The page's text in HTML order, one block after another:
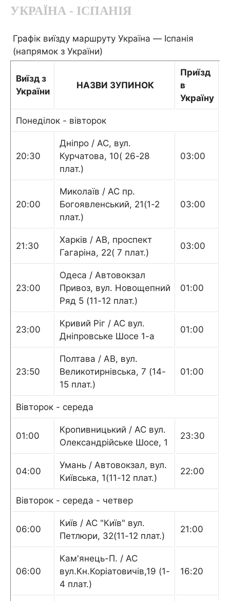
УКРАЇНА - ІСПАНІЯ
Графік виїзду маршруту Україна — Іспанія
(напрямок з України)
Виїзд з
України
НАЗВИ ЗУПИНОК
Приїзд
в
Україну
Понеділок - вівторок
20:30
Дніпро / АС, вул.
Курчатова, 10( 26-28
плат.)
03:00
20:00
Миколаїв / АС пр.
Богоявленський, 21(1-2
плат.)
03:00
21:30
Харків / АВ, проспект
Гагаріна, 22( 7 плат.)
03:00
23:00
Одеса / Автовокзал
Привоз, вул. Новощепний
Ряд 5 (11-12 плат.)
01:00
23:00
Кривий Ріг / АС вул.
Дніпровське Шосе 1-а
01:00
23:50
Полтава / АВ, вул.
Великотирнівська, 7 (14-
15 плат.)
01:00
Вівторок - середа
01:00
Кропивницький / АС вул.
Олександрійське Шосе, 1
23:30
04:00
Умань / Автовокзал, вул.
Київська, 1(11-12 плат.)
22:00
Вівторок - середа - четвер
06:00
Київ / АС "Київ" вул.
Петлюри, 32(11-12 плат.)
21:00
06:00
Кам'янець-П. / АС
вул.Кн.Коріатовичів,19 (1-
4 плат.)
16:20